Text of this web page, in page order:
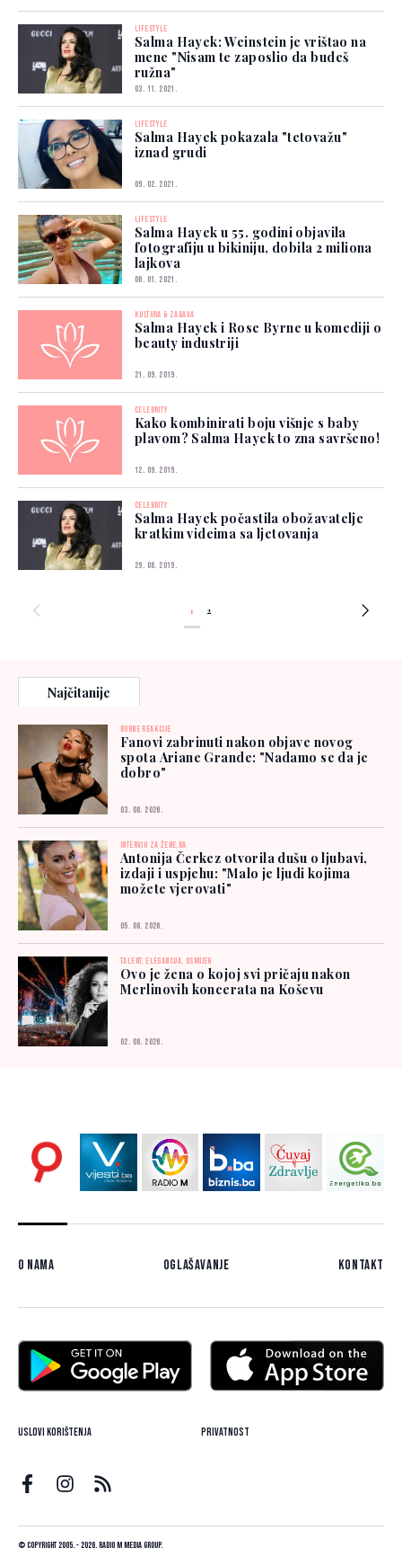
LIFESTYLE
Salma Hayek: Weinstein je vrištao na
mene "Nisam te zaposlio da budeš
ružna"
03. 11. 2021.
LIFESTYLE
Salma Hayek pokazala "tetovažu"
iznad grudi
09. 02. 2021.
LIFESTYLE
Salma Hayek u 55. godini objavila
fotografiju u bikiniju, dobila 2 miliona
lajkova
06. 01. 2021.
KULTURA & ZABAVA
Salma Hayek i Rose Byrne u komediji o
beauty industriji
21. 09. 2019.
CELEBRITY
Kako kombinirati boju višnje s baby
plavom? Salma Hayek to zna savršeno!
12. 09. 2019.
CELEBRITY
Salma Hayek počastila obožavatelje
kratkim videima sa ljetovanja
29. 08. 2019.
1 2
Najčitanije
BURNE REAKCIJE
Fanovi zabrinuti nakon objave novog
spota Ariane Grande: "Nadamo se da je
dobro"
03. 08. 2026.
INTERVJU ZA ŽENE.BA
Antonija Čerkez otvorila dušu o ljubavi,
izdaji i uspjehu: "Malo je ljudi kojima
možete vjerovati"
05. 08. 2026.
TALENT, ELEGANCIJA, OSMIJEH
Ovo je žena o kojoj svi pričaju nakon
Merlinovih koncerata na Koševu
02. 08. 2026.
O nama Oglašavanje Kontakt
Uslovi korištenja Privatnost
© Copyright 2005. - 2026. Radio M Media Group.